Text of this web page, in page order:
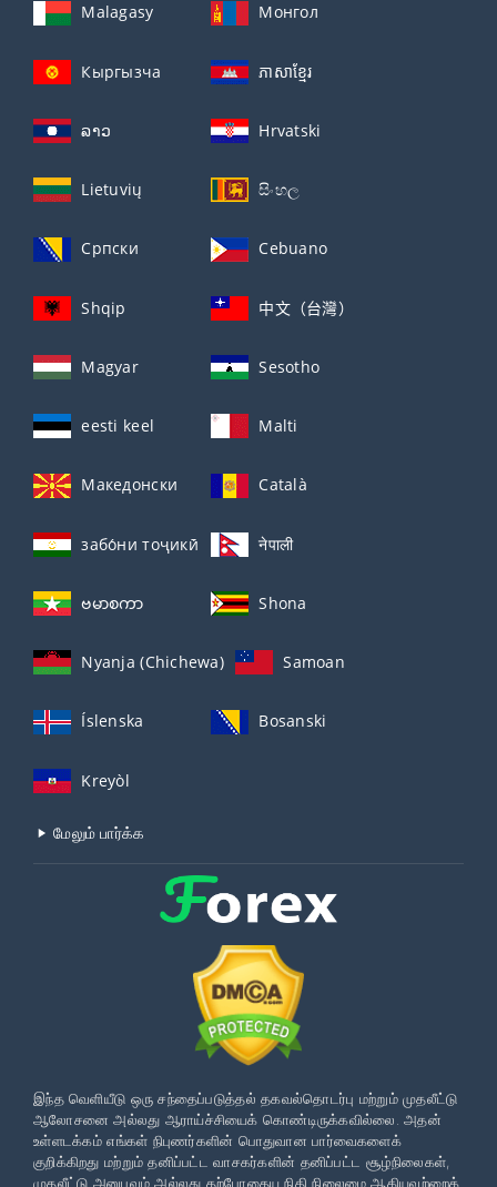
Malagasy Монгол
Кыргызча ភាសាខ្មែរ
ລາວ Hrvatski
Lietuvių සිංහල
Српски Cebuano
Shqip 中文（台灣）
Magyar Sesotho
eesti keel Malti
Македонски Català
забо́ни тоҷикӣ́ नेपाली
ဗမာစကာ Shona
Nyanja (Chichewa) Samoan
Íslenska Bosanski
Kreyòl
மேலும் பார்க்க
இந்த வெளியீடு ஒரு சந்தைப்படுத்தல் தகவல்தொடர்பு மற்றும் முதலீட்டு
ஆலோசனை அல்லது ஆராய்ச்சியைக் கொண்டிருக்கவில்லை. அதன்
உள்ளடக்கம் எங்கள் நிபுணர்களின் பொதுவான பார்வைகளைக்
குறிக்கிறது மற்றும் தனிப்பட்ட வாசகர்களின் தனிப்பட்ட சூழ்நிலைகள்,
முதலீட்டு அனுபவம் அல்லது தற்போதைய நிதி நிலைமை ஆகியவற்றைக்